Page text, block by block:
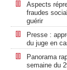
Aspects
fraudes
guérir
Presse :
du juge en
Panorama
semaine du